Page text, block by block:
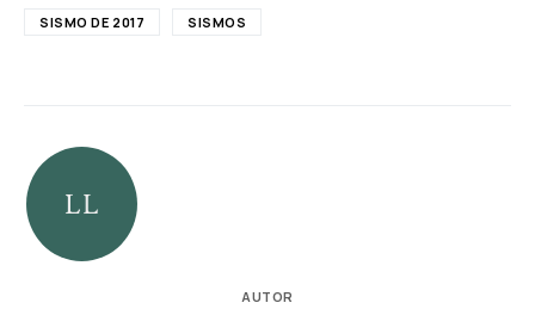
SISMO DE 2017 SISMOS
AUTOR